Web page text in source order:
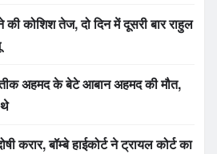
कोशिश तेज, दो दिन में दूसरी बार राहुल
अहमद के बेटे आबान अहमद की मौत,
करार, बॉम्बे हाईकोर्ट ने ट्रायल कोर्ट का